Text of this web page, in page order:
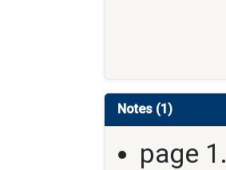
Notes (1)
page 1.